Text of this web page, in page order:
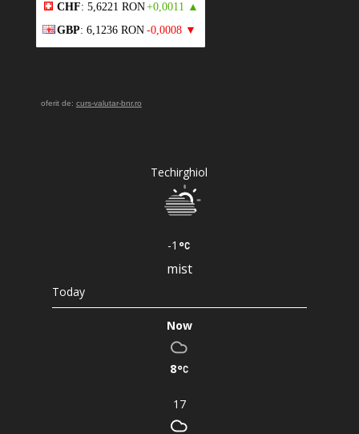
CHF: 5,6221 RON+0,0011 ▲
GBP: 6,1236 RON -0,0008 ▼
oferit de: curs-valutar-bnr.ro
Techirghiol
-1
mist
Today
Now
8
17